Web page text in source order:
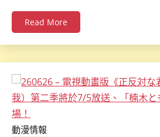
Read More
動漫情報